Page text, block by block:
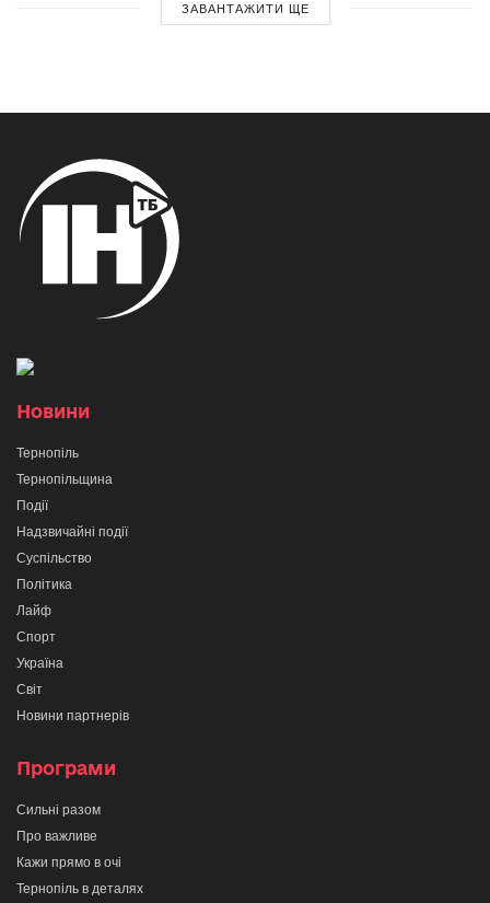
ЗАВАНТАЖИТИ ЩЕ
Новини
Тернопіль
Тернопільщина
Події
Надзвичайні події
Суспільство
Політика
Лайф
Спорт
Україна
Світ
Новини партнерів
Програми
Сильні разом
Про важливе
Кажи прямо в очі
Тернопіль в деталях